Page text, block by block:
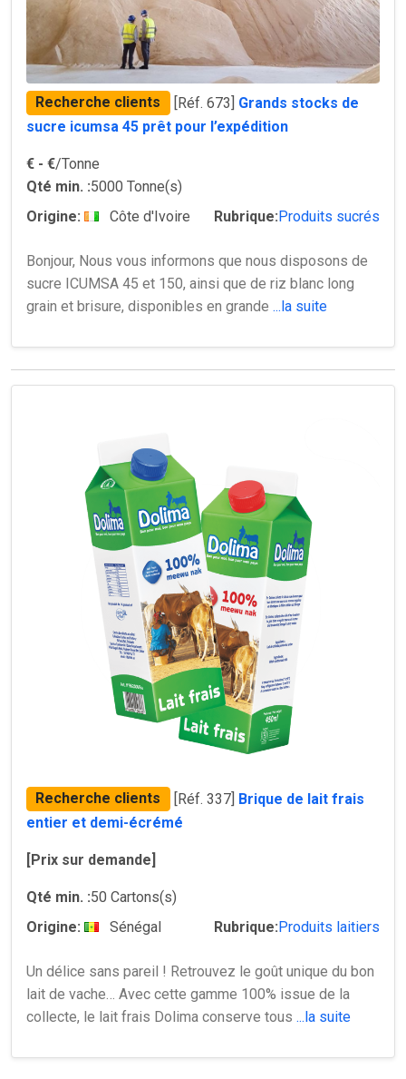
Recherche clients [Réf. 673] Grands stocks de
sucre icumsa 45 prêt pour l’expédition
€ - €/Tonne
Qté min. :5000 Tonne(s)
Origine:
Côte d'Ivoire Rubrique:Produits sucrés
Bonjour, Nous vous informons que nous disposons de
sucre ICUMSA 45 et 150, ainsi que de riz blanc long
grain et brisure, disponibles en grande ...la suite
Recherche clients [Réf. 337] Brique de lait frais
entier et demi-écrémé
[Prix sur demande]
Qté min. :50 Cartons(s)
Origine:
Sénégal Rubrique:Produits laitiers
Un délice sans pareil ! Retrouvez le goût unique du bon
lait de vache… Avec cette gamme 100% issue de la
collecte, le lait frais Dolima conserve tous ...la suite